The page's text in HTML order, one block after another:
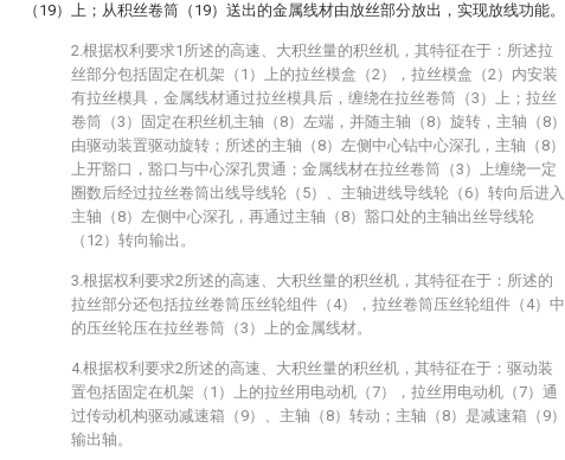
（19）上；从积丝卷筒（19）送出的金属线材由放丝部分放出，实现放线功能。
2.根据权利要求1所述的高速、大积丝量的积丝机，其特征在于：所述拉
丝部分包括固定在机架（1）上的拉丝模盒（2），拉丝模盒（2）内安装
有拉丝模具，金属线材通过拉丝模具后，缠绕在拉丝卷筒（3）上；拉丝
卷筒（3）固定在积丝机主轴（8）左端，并随主轴（8）旋转，主轴（8）
由驱动装置驱动旋转；所述的主轴（8）左侧中心钻中心深孔，主轴（8）
上开豁口，豁口与中心深孔贯通；金属线材在拉丝卷筒（3）上缠绕一定
圈数后经过拉丝卷筒出线导线轮（5）、主轴进线导线轮（6）转向后进入
主轴（8）左侧中心深孔，再通过主轴（8）豁口处的主轴出丝导线轮
（12）转向输出。
3.根据权利要求2所述的高速、大积丝量的积丝机，其特征在于：所述的
拉丝部分还包括拉丝卷筒压丝轮组件（4），拉丝卷筒压丝轮组件（4）中
的压丝轮压在拉丝卷筒（3）上的金属线材。
4.根据权利要求2所述的高速、大积丝量的积丝机，其特征在于：驱动装
置包括固定在机架（1）上的拉丝用电动机（7），拉丝用电动机（7）通
过传动机构驱动减速箱（9）、主轴（8）转动；主轴（8）是减速箱（9）
输出轴。